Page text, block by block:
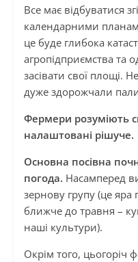
Все має відбуватися
календарними
це буде глибока
агропідприємства та
засівати свої площі.
дуже здорожчали
Фермери розуміють
налаштовані рішуче.
Основна посівна
погода. Насамперед
зернову групу (це яра
ближче до травня –
наші культури).
Окрім того, цьогоріч